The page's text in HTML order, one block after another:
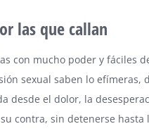
las que callan
con mucho poder y fáciles
sexual saben lo efímeras,
desde el dolor, la
contra, sin detenerse hasta